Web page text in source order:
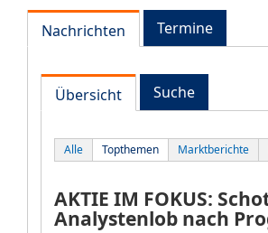
Nachrichten Termine
Übersicht Suche
Alle Topthemen Marktberichte
AKTIE IM FOKUS:
Analystenlob nach